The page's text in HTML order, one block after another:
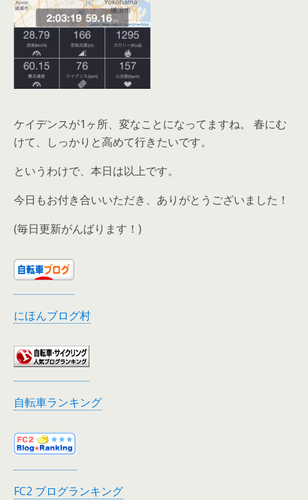
ケイデンスが1ヶ所、変なことになってますね。 春にむ
けて、しっかりと高めて行きたいです。
というわけで、本日は以上です。
今日もお付き合いいただき、ありがとうございました！
(毎日更新がんばります！)
にほんブログ村
自転車ランキング
FC2 ブログランキング